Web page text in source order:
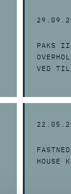
PAKS II-
VED
HOUSE